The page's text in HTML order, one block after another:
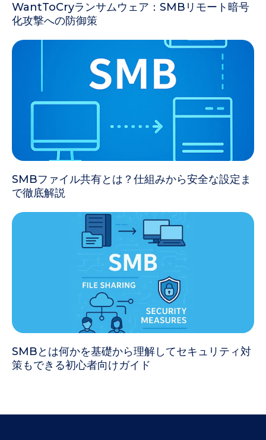
WantToCryランサムウェア：SMBリモート暗号
化攻撃への防御策
SMBファイル共有とは？仕組みから安全な設定ま
で徹底解説
SMBとは何かを基礎から理解してセキュリティ対
策もできる初心者向けガイド